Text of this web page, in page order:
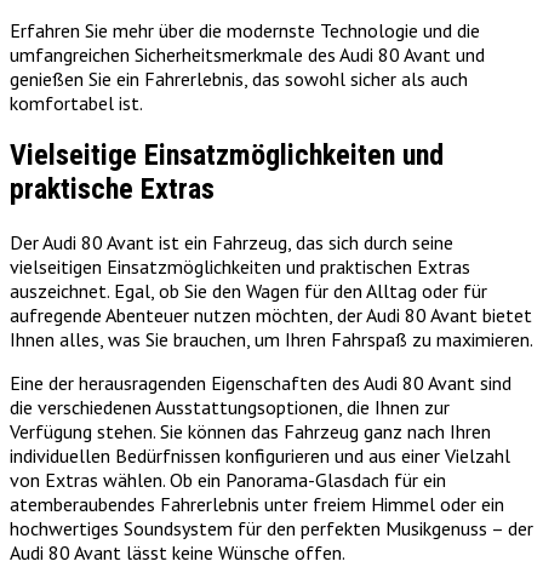
Erfahren Sie mehr über die modernste Technologie und die
umfangreichen Sicherheitsmerkmale des Audi 80 Avant und
genießen Sie ein Fahrerlebnis, das sowohl sicher als auch
komfortabel ist.
Vielseitige Einsatzmöglichkeiten und
praktische Extras
Der Audi 80 Avant ist ein Fahrzeug, das sich durch seine
vielseitigen Einsatzmöglichkeiten und praktischen Extras
auszeichnet. Egal, ob Sie den Wagen für den Alltag oder für
aufregende Abenteuer nutzen möchten, der Audi 80 Avant bietet
Ihnen alles, was Sie brauchen, um Ihren Fahrspaß zu maximieren.
Eine der herausragenden Eigenschaften des Audi 80 Avant sind
die verschiedenen Ausstattungsoptionen, die Ihnen zur
Verfügung stehen. Sie können das Fahrzeug ganz nach Ihren
individuellen Bedürfnissen konfigurieren und aus einer Vielzahl
von Extras wählen. Ob ein Panorama-Glasdach für ein
atemberaubendes Fahrerlebnis unter freiem Himmel oder ein
hochwertiges Soundsystem für den perfekten Musikgenuss – der
Audi 80 Avant lässt keine Wünsche offen.